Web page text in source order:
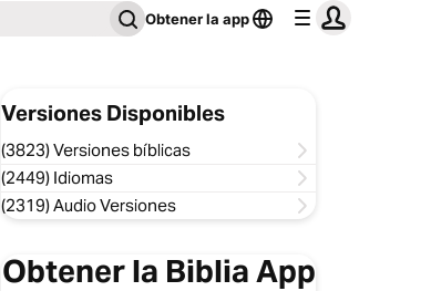
Obtener la app
Versiones Disponibles
(3823) Versiones bíblicas
(2449) Idiomas
(2319) Audio Versiones
Obtener la Biblia App